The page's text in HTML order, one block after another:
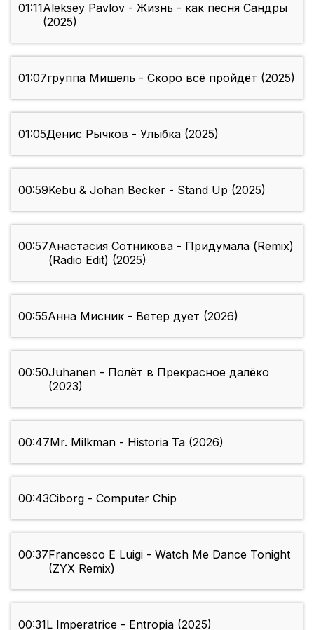
01:11Aleksey Pavlov - Жизнь - как песня Сандры
(2025)
01:07группа Мишель - Скоро всё пройдёт (2025)
01:05Денис Рычков - Улыбка (2025)
00:59Kebu & Johan Becker - Stand Up (2025)
00:57Анастасия Сотникова - Придумала (Remix)
(Radio Edit) (2025)
00:55Анна Мисник - Ветер дует (2026)
00:50Juhanen - Полёт в Прекрасное далёко
(2023)
00:47Mr. Milkman - Historia Ta (2026)
00:43Ciborg - Computer Chip
00:37Francesco E Luigi - Watch Me Dance Tonight
(ZYX Remix)
00:31L Imperatrice - Entropia (2025)